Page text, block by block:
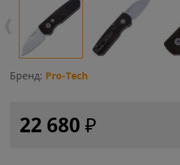
Бренд: Pro-Tech
22 680 ₽